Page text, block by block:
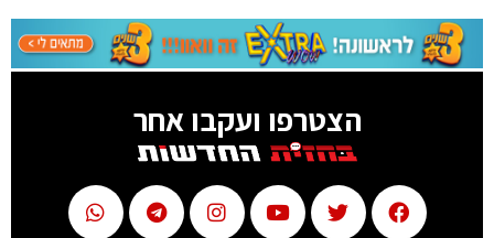
הצטרפו ועקבו אחר